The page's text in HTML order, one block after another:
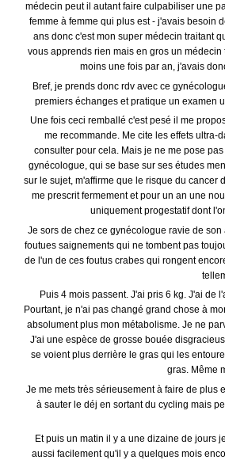
médecin peut il autant faire culpabiliser une
femme à femme qui plus est - j'avais besoin
ans donc c'est mon super médecin traitant
vous apprends rien mais en gros un
moins une fois par an, j'avais
Bref, je prends donc rdv avec ce
premiers échanges et pratique un examen
Une fois ceci remballé c'est pesé il me
me recommande. Me cite les effets ultra-
consulter pour cela. Mais je ne me pose
gynécologue, qui se base sur ses études
sur le sujet, m'affirme que le risque du cancer
me prescrit fermement et pour un an une
uniquement progestatif dont
Je sors de chez ce gynécologue ravie de
foutues saignements qui ne tombent pas
de l'un de ces foutus crabes qui rongent
Puis 4 mois passent. J'ai pris 6 kg. J'ai de
Pourtant, je n'ai pas changé grand chose à
absolument plus mon métabolisme. Je ne
J'ai une espèce de grosse bouée
se voient plus derrière le gras qui les
gras. Même
Je me mets très sérieusement à faire de plus
à sauter le déj en sortant du cycling mais
Et puis un matin il y a une dizaine de jours
aussi facilement qu'il y a quelques mois